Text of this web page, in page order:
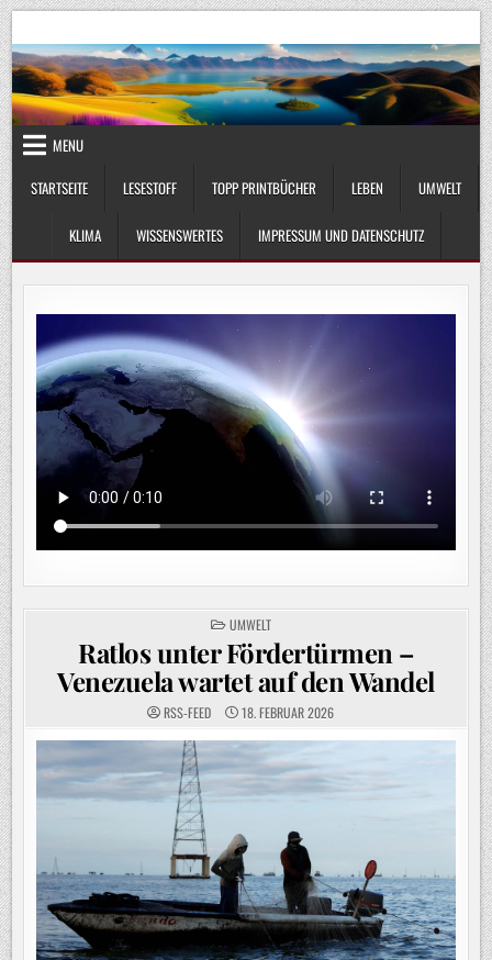
Skip
to
content
UmweltKlima.com
MENU
STARTSEITE
LESESTOFF TOPP PRINTBÜCHER LEBEN UMWELT
KLIMA WISSENSWERTES IMPRESSUM UND DATENSCHUTZ
POSTED
IN
UMWELT
Ratlos unter Fördertürmen –
Venezuela wartet auf den Wandel
RSS-FEED 18. FEBRUAR 2026